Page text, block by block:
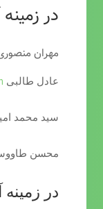
در
مهران
عادل طالبی
سید محمد
محسن
در